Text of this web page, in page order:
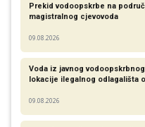
Prekid vodoopskrbe na
magistralnog cjevovoda
09.08.2026
Voda iz javnog
lokacije ilegalnog odlagališta
09.08.2026